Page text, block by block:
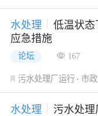
水处理
低温状态
应急措施
论坛 167
污水处理厂运行 市
水处理 污水处